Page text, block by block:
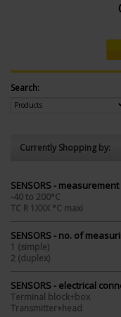
Search:
Currently Shopping by:
SENSORS -
-40 to 200°C
TC R 1XXX °C maxi
SENSORS - no. of
1 (simple)
2 (duplex)
SENSORS - electrical
Terminal block+box
Transmitter+head